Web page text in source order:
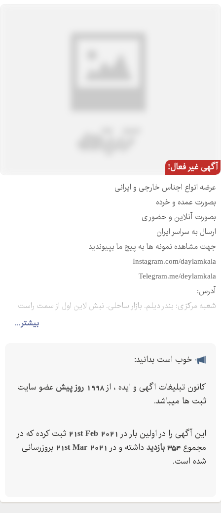
آگهی غیر فعال!
بیشتر...
عرضه انواع اجناس خارجی و ایرانی
بصورت عمده و خرده
بصورت آنلاین و حضوری
ارسال به سراسر ایران
جهت مشاهده نمونه ها به پیج ما بپیوندید
Instagram.com/daylamkala
Telegram.me/deylamkala
آدرس:
شعبه مرکزی: بندر دیلم. بازار ساحلی. نبش لاین اول از سمت راست
شعبه دوم: کوچه روبه رو مسجدنور. جنب پاساژ دریملند. فرعی اول
شماره تماس:
Telegram ()
DeylamKala
خوب است بدانید:
کانون تبلیغات اگهی و ایده ، از1998 روز پیش
عضو سایت
ثبت ها میباشد.
این آگهی را در اولین بار در 21st Feb 2021 ثبت کرده که در
مجموع 354 بازدید داشته و در 21st Mar 2021 بروزرسانی
شده است.